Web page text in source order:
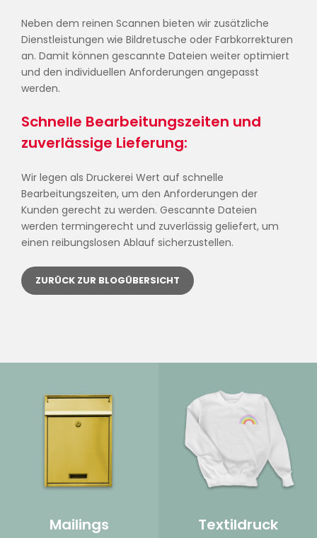
Neben dem reinen Scannen bieten wir zusätzliche
Dienstleistungen wie Bildretusche oder Farbkorrekturen
an. Damit können gescannte Dateien weiter optimiert
und den individuellen Anforderungen angepasst
werden.
Schnelle Bearbeitungszeiten und
zuverlässige Lieferung:
Wir legen als Druckerei Wert auf schnelle
Bearbeitungszeiten, um den Anforderungen der
Kunden gerecht zu werden. Gescannte Dateien
werden termingerecht und zuverlässig geliefert, um
einen reibungslosen Ablauf sicherzustellen.
ZURÜCK ZUR BLOGÜBERSICHT
Mailings Textildruck